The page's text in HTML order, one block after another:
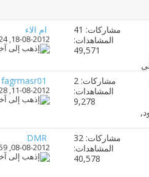
مشاركات: 41
المشاهدات:
49,571
ام الاء
18-08-2012,
مشاركات: 2
المشاهدات:
9,278
fagrmasr01
11-08-2012,
مشاركات: 32
المشاهدات:
40,578
DMR
08-08-2012,